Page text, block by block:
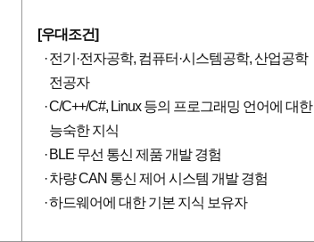
[우대조건]
전기·전자공학, 컴퓨터·시스템공학, 산업공학
전공자
C/C++/C#, Linux 등의 프로그래밍 언어에 대한
능숙한 지식
BLE 무선 통신 제품 개발 경험
차량 CAN 통신 제어 시스템 개발 경험
하드웨어에 대한 기본 지식 보유자